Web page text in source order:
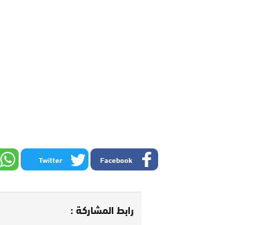
Facebook
Twitter
رابط المشاركة :